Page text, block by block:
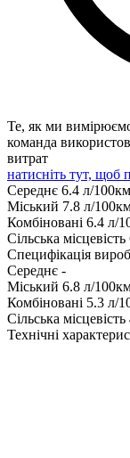
Те, як ми
команда
витрат
натисніть тут, щоб
Середнє 6.4 л/100км
Міський 7.8 л/
Комбіновані 6.4 л/
Сільська місцевість
Специфікація
Середнє -
Міський 6.8 л/
Комбіновані 5.3 л/
Сільська місцевість
Технічні